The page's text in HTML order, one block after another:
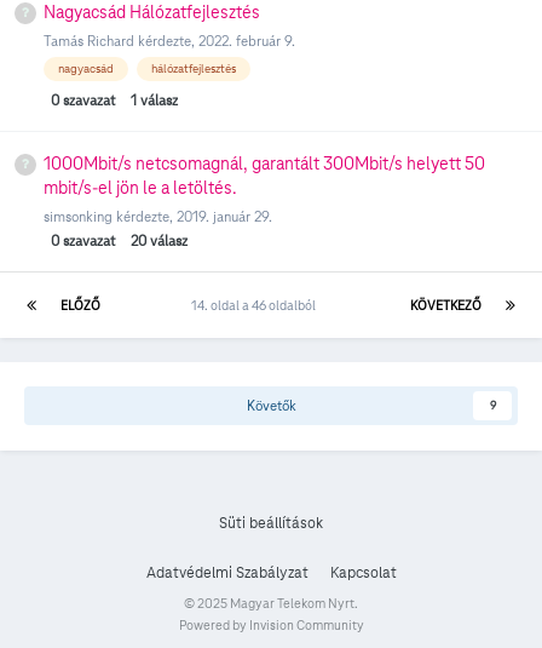
Nagyacsád Hálózatfejlesztés
Tamás Richard kérdezte, 2022. február 9.
nagyacsád hálózatfejlesztés
0 szavazat 1 válasz
1000Mbit/s netcsomagnál, garantált 300Mbit/s helyett 50
mbit/s-el jön le a letöltés.
simsonking kérdezte, 2019. január 29.
0 szavazat 20 válasz
ELŐZŐ KÖVETKEZŐ
14. oldal a 46 oldalból
Követők 9
Süti beállítások
Adatvédelmi Szabályzat Kapcsolat
© 2025 Magyar Telekom Nyrt.
Powered by Invision Community